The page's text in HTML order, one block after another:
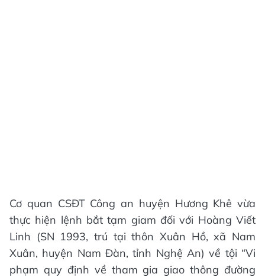
Cơ quan CSĐT Công an huyện Hương Khê vừa
thực hiện lệnh bắt tạm giam đối với Hoàng Viết
Linh (SN 1993, trú tại thôn Xuân Hồ, xã Nam
Xuân, huyện Nam Đàn, tỉnh Nghệ An) về tội “Vi
phạm quy định về tham gia giao thông đường